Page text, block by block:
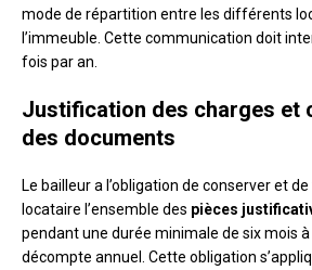
mode de répartition entre les différents
l’immeuble. Cette communication doit
fois par an.
Justification des charges et
des documents
Le bailleur a l’obligation de conserver et
locataire l’ensemble des pièces
pendant une durée minimale de six mois à
décompte annuel. Cette obligation